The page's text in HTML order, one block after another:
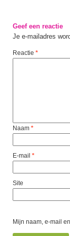
Geef een reactie
Je e-mailadres
Reactie *
Naam *
E-mail *
Site
Mijn naam, e-mail